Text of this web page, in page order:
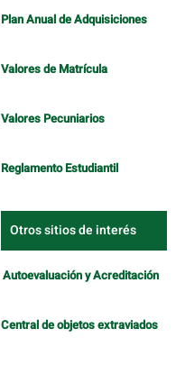
Plan Anual de Adquisiciones
Valores de Matrícula
Valores Pecuniarios
Reglamento Estudiantil
Otros sitios de interés
Autoevaluación y Acreditación
Central de objetos extraviados